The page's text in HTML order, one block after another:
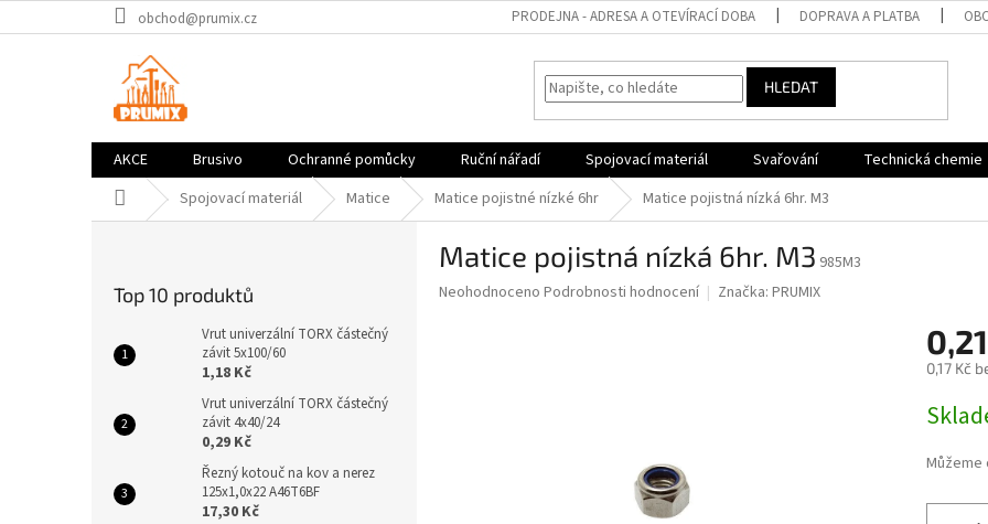
na
obchod@prumix.cz PRODEJNA - ADRESA A OTEVÍRACÍ DOBA DOPRAVA A PLATBA
HLEDAT
AKCE Brusivo Ochranné pomůcky Ruční nářadí Spojovací materiál Svařování
Technická chemie
Domů Spojovací materiál Matice Matice pojistné nízké 6hr Matice pojistná nízká 6hr. M3
Top 10 produktů
Vrut univerzální TORX částečný
závit 5x100/60
1,18 Kč
Vrut univerzální TORX částečný
závit 4x40/24
0,29 Kč
Řezný kotouč na kov a nerez
125x1,0x22 A46T6BF
17,30 Kč
Matice pojistná nízká 6hr. M3 985M3
Průměrné
Neohodnoceno Podrobnosti hodnocení Značka: PRUMIX
0,17 Kč
cena: